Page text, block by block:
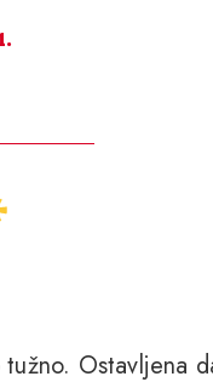
Ostavljena